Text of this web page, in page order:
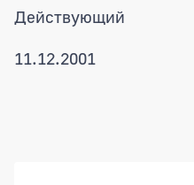
Действующий
11.12.2001